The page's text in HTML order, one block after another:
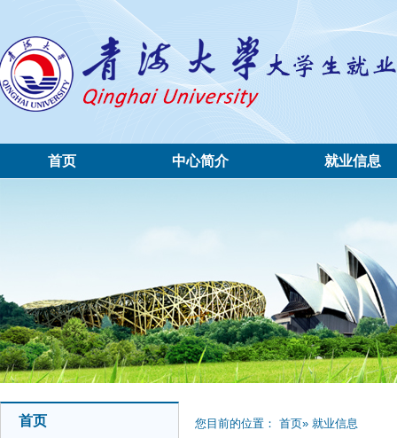
首页 中心简介 就业信息
首页 您目前的位置： 首页» 就业信息